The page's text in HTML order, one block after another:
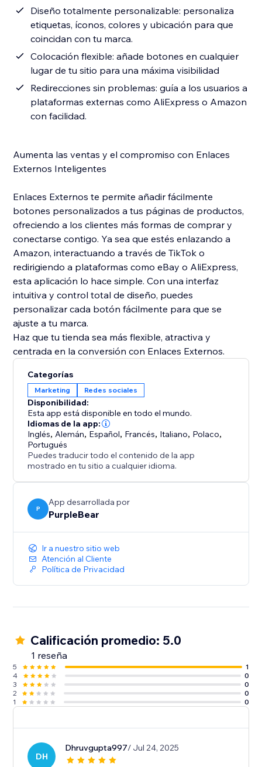
Diseño totalmente personalizable: personaliza
etiquetas, íconos, colores y ubicación para que
coincidan con tu marca.
Colocación flexible: añade botones en cualquier
lugar de tu sitio para una máxima visibilidad
Redirecciones sin problemas: guía a los usuarios a
plataformas externas como AliExpress o Amazon
con facilidad.
Aumenta las ventas y el compromiso con Enlaces
Externos Inteligentes
Enlaces Externos te permite añadir fácilmente
botones personalizados a tus páginas de productos,
ofreciendo a los clientes más formas de comprar y
conectarse contigo. Ya sea que estés enlazando a
Amazon, interactuando a través de TikTok o
redirigiendo a plataformas como eBay o AliExpress,
esta aplicación lo hace simple. Con una interfaz
intuitiva y control total de diseño, puedes
personalizar cada botón fácilmente para que se
ajuste a tu marca.
Haz que tu tienda sea más flexible, atractiva y
centrada en la conversión con Enlaces Externos.
Categorías
Marketing Redes sociales
Disponibilidad:
Esta app está disponible en todo el mundo.
Idiomas de la app:
Inglés, Alemán, Español, Francés, Italiano, Polaco,
Portugués
Puedes traducir todo el contenido de la app
mostrado en tu sitio a cualquier idioma.
P
App desarrollada por
PurpleBear
Ir a nuestro sitio web
Atención al Cliente
Política de Privacidad
Calificación promedio: 5.0
1 reseña
5
1
4
0
3
0
2
0
1
0
DH
Dhruvgupta997/ Jul 24, 2025